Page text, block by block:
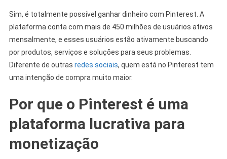
Sim, é totalmente possível ganhar dinheiro com Pinterest. A
plataforma conta com mais de 450 milhões de usuários ativos
mensalmente, e esses usuários estão ativamente buscando
por produtos, serviços e soluções para seus problemas.
Diferente de outras redes sociais, quem está no Pinterest tem
uma intenção de compra muito maior.
Por que o Pinterest é uma
plataforma lucrativa para
monetização